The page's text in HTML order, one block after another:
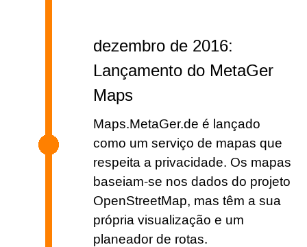
dezembro de 2016:
Lançamento do MetaGer
Maps
Maps.MetaGer.de é lançado
como um serviço de mapas que
respeita a privacidade. Os mapas
baseiam-se nos dados do projeto
OpenStreetMap, mas têm a sua
própria visualização e um
planeador de rotas.